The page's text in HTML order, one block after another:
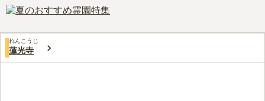
の継続費用はありません。残されたご家族への金銭的負担を減ら
すこともできます。
口コミ評価
れんこうじ
蓮光寺